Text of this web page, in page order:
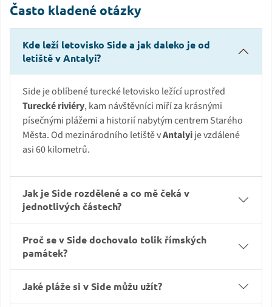
Často kladené otázky
Kde leží letovisko Side a jak daleko je od
letiště v Antalyi?
Side je oblíbené turecké letovisko ležící uprostřed
Turecké riviéry, kam návštěvníci míří za krásnými
písečnými plážemi a historií nabytým centrem Starého
Města. Od mezinárodního letiště vAntalyije vzdálené
asi 60 kilometrů.
Jak je Side rozdělené a co mě čeká v
jednotlivých částech?
Proč se v Side dochovalo tolik římských
památek?
Jaké pláže si v Side můžu užít?